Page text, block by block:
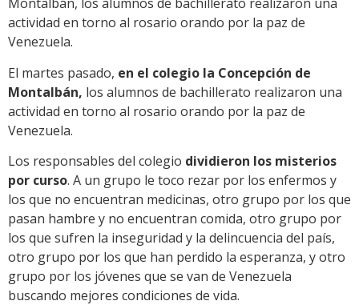
actividad en torno al rosario orando por la paz de
Venezuela.
El martes pasado, en el colegio la Concepción de
Montalbán, los alumnos de bachillerato realizaron una
actividad en torno al rosario orando por la paz de
Venezuela.
Los responsables del colegio dividieron los misterios
por curso. A un grupo le toco rezar por los enfermos y
los que no encuentran medicinas, otro grupo por los que
pasan hambre y no encuentran comida, otro grupo por
los que sufren la inseguridad y la delincuencia del país,
otro grupo por los que han perdido la esperanza, y otro
grupo por los jóvenes que se van de Venezuela
buscando mejores condiciones de vida.